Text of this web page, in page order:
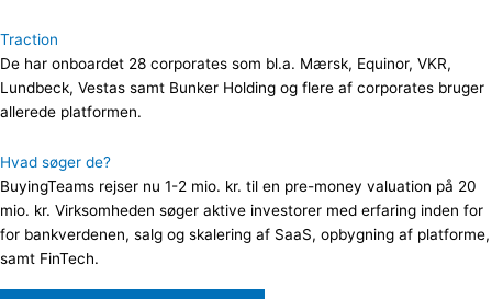
Traction
De har onboardet 28 corporates som bl.a. Mærsk, Equinor, VKR,
Lundbeck, Vestas samt Bunker Holding og flere af corporates bruger
allerede platformen.
Hvad søger de?
BuyingTeams rejser nu 1-2 mio. kr. til en pre-money valuation på 20
mio. kr. Virksomheden søger aktive investorer med erfaring inden for
for bankverdenen, salg og skalering af SaaS, opbygning af platforme,
samt FinTech.